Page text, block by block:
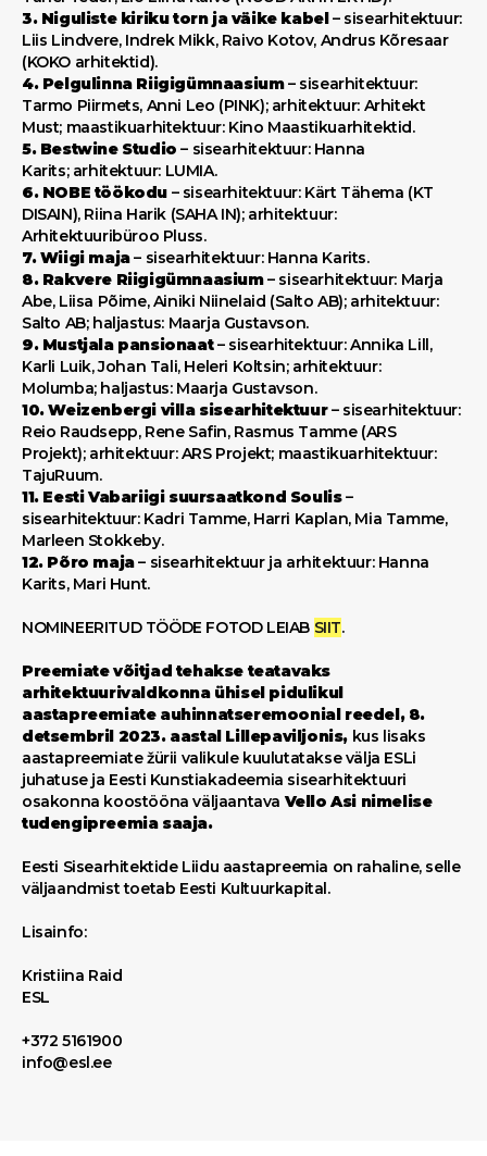
3. Niguliste kiriku torn ja väike kabel– sisearhitektuur:
Liis Lindvere, Indrek Mikk, Raivo Kotov, Andrus Kõresaar
(KOKO arhitektid).
4. Pelgulinna Riigigümnaasium– sisearhitektuur:
Tarmo Piirmets, Anni Leo (PINK); arhitektuur: Arhitekt
Must; maastikuarhitektuur: Kino Maastikuarhitektid.
5. Bestwine Studio – sisearhitektuur: Hanna
Karits; arhitektuur: LUMIA.
6. NOBE töökodu – sisearhitektuur: Kärt Tähema (KT
DISAIN), Riina Harik (SAHA IN); arhitektuur:
Arhitektuuribüroo Pluss.
7. Wiigi maja– sisearhitektuur: Hanna Karits.
8. Rakvere Riigigümnaasium– sisearhitektuur: Marja
Abe, Liisa Põime, Ainiki Niinelaid (Salto AB); arhitektuur:
Salto AB; haljastus: Maarja Gustavson.
9. Mustjala pansionaat– sisearhitektuur: Annika Lill,
Karli Luik, Johan Tali, Heleri Koltsin; arhitektuur:
Molumba; haljastus: Maarja Gustavson.
10. Weizenbergi villa sisearhitektuur– sisearhitektuur:
Reio Raudsepp, Rene Safin, Rasmus Tamme (ARS
Projekt); arhitektuur: ARS Projekt; maastikuarhitektuur:
TajuRuum.
11. Eesti Vabariigi suursaatkond Soulis–
sisearhitektuur: Kadri Tamme, Harri Kaplan, Mia Tamme,
Marleen Stokkeby.
12. Põro maja– sisearhitektuur ja arhitektuur: Hanna
Karits, Mari Hunt.
NOMINEERITUD TÖÖDE FOTOD LEIAB SIIT.
Preemiate võitjad tehakse teatavaks
arhitektuurivaldkonna ühisel pidulikul
aastapreemiate auhinnatseremoonial reedel, 8.
detsembril 2023. aastal Lillepaviljonis, kus lisaks
aastapreemiate žürii valikule kuulutatakse välja ESLi
juhatuse ja Eesti Kunstiakadeemia sisearhitektuuri
osakonna koostööna väljaantava Vello Asi nimelise
tudengipreemia saaja.
Eesti Sisearhitektide Liidu aastapreemia on rahaline, selle
väljaandmist toetab Eesti Kultuurkapital.
Lisainfo:
Kristiina Raid
ESL
+372 5161900
info@esl.ee